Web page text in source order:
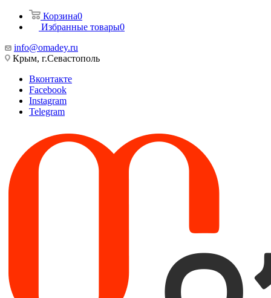
Корзина0
Избранные товары0
info@omadey.ru
Крым, г.Севастополь
Вконтакте
Facebook
Instagram
Telegram